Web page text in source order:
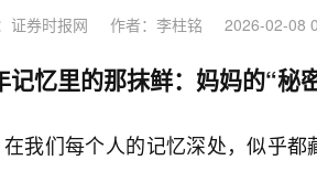
证券时报网 作者：李柱铭 2026-02-08
记忆里的那抹鲜：妈妈的“秘
在我们每个人的记忆深处，似乎都